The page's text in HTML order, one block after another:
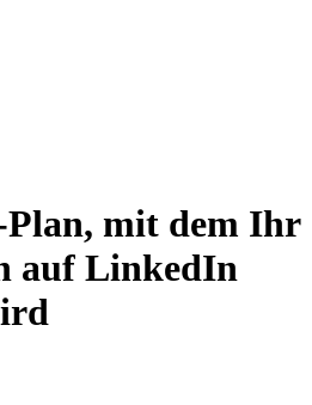
Plan, mit dem Ihr
auf LinkedIn